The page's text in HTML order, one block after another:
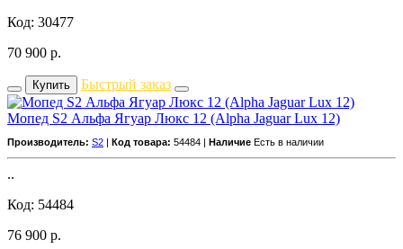
Код: 30477
70 900 р.
Купить Быстрый заказ
Мопед S2 Альфа Ягуар Люкс 12 (Alpha Jaguar Lux 12)
Производитель: S2 | Код товара: 54484 | Наличие Есть в наличии
..
Код: 54484
76 900 р.